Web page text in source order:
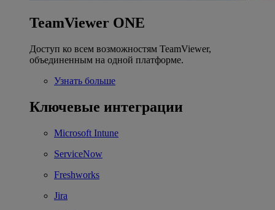
TeamViewer ONE
Доступ ко всем возможностям TeamViewer,
объединенным на одной платформе.
Узнать больше
Ключевые интеграции
Microsoft Intune
ServiceNow
Freshworks
Jira